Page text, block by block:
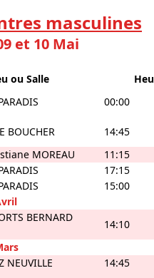
masculines
et 10 Mai
ou Salle
00:00
BOUCHER 14:45
MOREAU 11:15
17:15
15:00
BERNARD
14:10
NEUVILLE 14:45